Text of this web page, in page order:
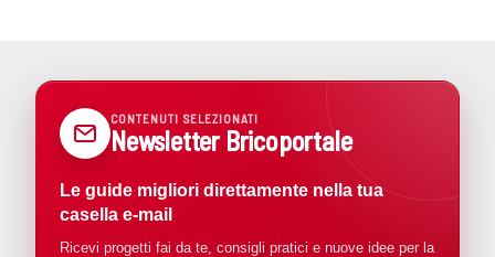
CONTENUTI SELEZIONATI
Newsletter Bricoportale
Le guide migliori direttamente nella tua
casella e-mail
Ricevi progetti fai da te, consigli pratici e nuove idee per la